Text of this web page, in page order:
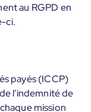
au RGPD en
ci.
payés (ICCP)
l'indemnité de
mission